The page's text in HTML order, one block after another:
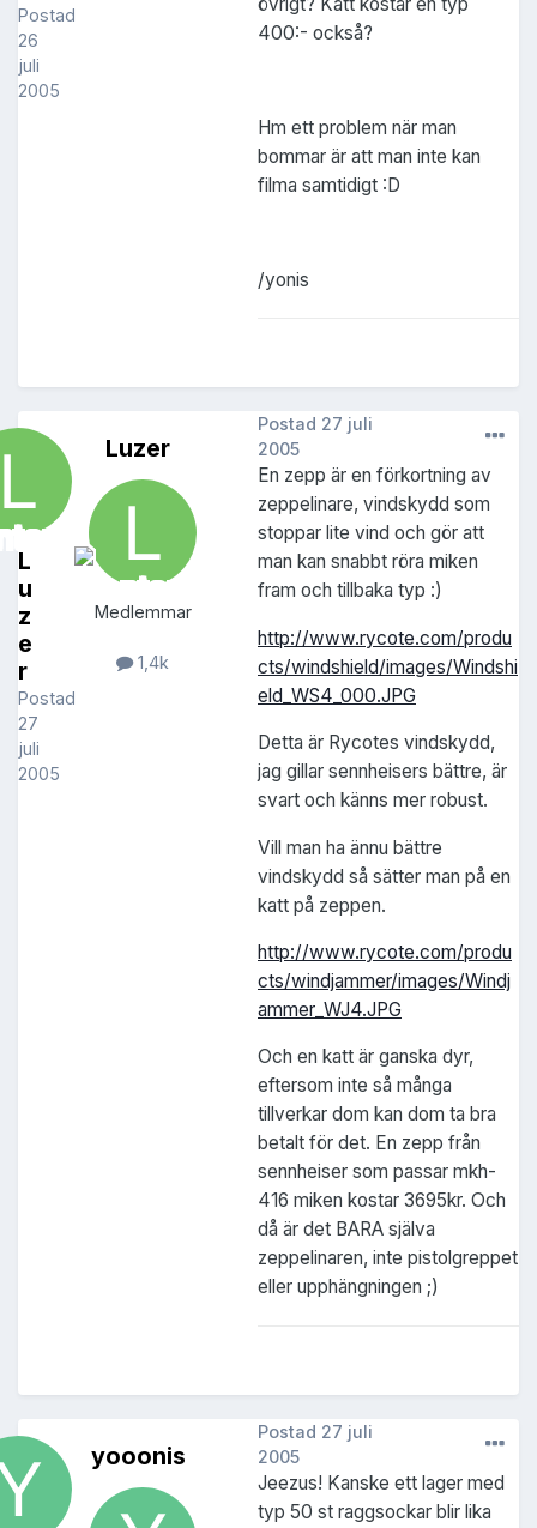
Postad
26
juli
2005
400:- också?
Hm ett problem när man
bommar är att man inte kan
filma samtidigt :D
/yonis
L
u
z
e
r
Postad
27
juli
2005
Luzer
Medlemmar
1,4k
Postad 27 juli
2005
En zepp är en förkortning av
zeppelinare, vindskydd som
stoppar lite vind och gör att
man kan snabbt röra miken
fram och tillbaka typ :)
http://www.rycote.com/produ
cts/windshield/images/Windshi
eld_WS4_000.JPG
Detta är Rycotes vindskydd,
jag gillar sennheisers bättre, är
svart och känns mer robust.
Vill man ha ännu bättre
vindskydd så sätter man på en
katt på zeppen.
http://www.rycote.com/produ
cts/windjammer/images/Windj
ammer_WJ4.JPG
Och en katt är ganska dyr,
eftersom inte så många
tillverkar dom kan dom ta bra
betalt för det. En zepp från
sennheiser som passar mkh-
416 miken kostar 3695kr. Och
då är det BARA själva
zeppelinaren, inte pistolgreppet
eller upphängningen ;)
yooonis
Postad 27 juli
2005
Jeezus! Kanske ett lager med
typ 50 st raggsockar blir lika